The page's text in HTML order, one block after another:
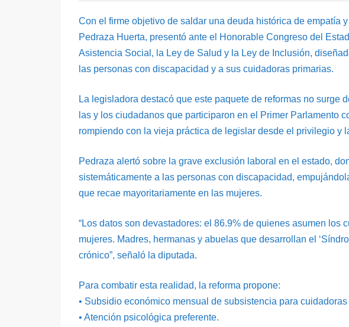
Con el firme objetivo de saldar una deuda histórica de empatía
Pedraza Huerta, presentó ante el Honorable Congreso del
Asistencia Social, la Ley de Salud y la Ley de Inclusión,
las personas con discapacidad y a sus cuidadoras primarias.
La legisladora destacó que este paquete de reformas no surge
las y los ciudadanos que participaron en el Primer Parlamento
rompiendo con la vieja práctica de legislar desde el privilegio y
Pedraza alertó sobre la grave exclusión laboral en el estado,
sistemáticamente a las personas con discapacidad,
que recae mayoritariamente en las mujeres.
“Los datos son devastadores: el 86.9% de quienes asumen los
mujeres. Madres, hermanas y abuelas que desarrollan el
crónico”, señaló la diputada.
Para combatir esta realidad, la reforma propone:
•⁠ ⁠Subsidio económico mensual de subsistencia para
•⁠ ⁠Atención psicológica preferente.